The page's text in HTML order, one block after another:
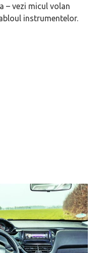
– vezi micul volan
instrumentelor.